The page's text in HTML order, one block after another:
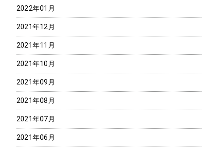
2022年01月
2021年12月
2021年11月
2021年10月
2021年09月
2021年08月
2021年07月
2021年06月